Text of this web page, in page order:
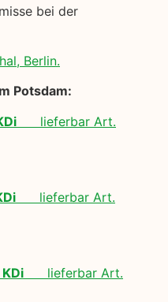
bei der
Berlin.
Potsdam:
lieferbar Art.
lieferbar Art.
lieferbar Art.